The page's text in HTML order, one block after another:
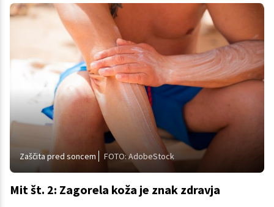
Zaščita pred soncem FOTO: AdobeStock
Mit št. 2: Zagorela koža je znak zdravja